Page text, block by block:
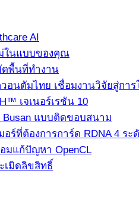
AI
ม่ในแบบของคุณ
ดพื้นที่ทำงาน
อนตัมไทย เชื่อมงานวิจัยสู่กา
เจเนอร์เรชัน 10
Busan แบบติดขอบสนาม
อร์ที่ต้องการการ์ด RDNA 4 ระ
อมแก้ปัญหา OpenCL
เมิดลิขสิทธิ์